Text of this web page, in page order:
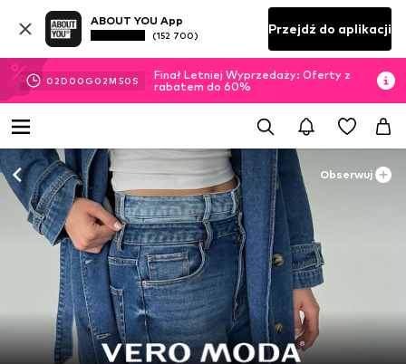
ABOUT YOU App
(152 700) Przejdź do aplikacji
02D 00 G 02M 48 S
Finał Letniej Wyprzedaży: Oferty z
rabatem do 60%
Obserwuj